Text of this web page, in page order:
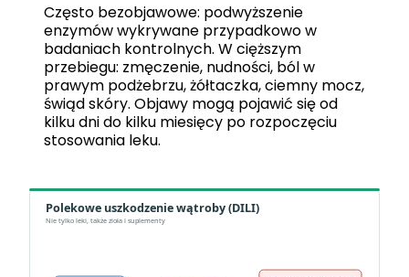
Często bezobjawowe: podwyższenie
enzymów wykrywane przypadkowo w
badaniach kontrolnych. W cięższym
przebiegu: zmęczenie, nudności, ból w
prawym podżebrzu, żółtaczka, ciemny mocz,
świąd skóry. Objawy mogą pojawić się od
kilku dni do kilku miesięcy po rozpoczęciu
stosowania leku.